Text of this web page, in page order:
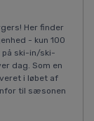
Her finder
- kun 100
ski-in/ski-
dag. Som en
i løbet af
til sæsonen